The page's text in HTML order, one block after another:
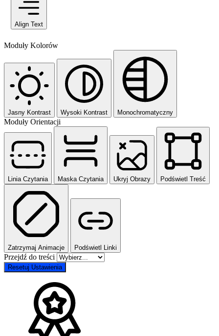
Align Text
Moduły Kolorów
Jasny Kontrast Wysoki Kontrast Monochromatyczny
Moduły Orientacji
Linia Czytania Maska Czytania Ukryj Obrazy Podświetl Treść
Zatrzymaj Animacje Podświetl Linki
Przejdź do treści
Resetuj Ustawienia